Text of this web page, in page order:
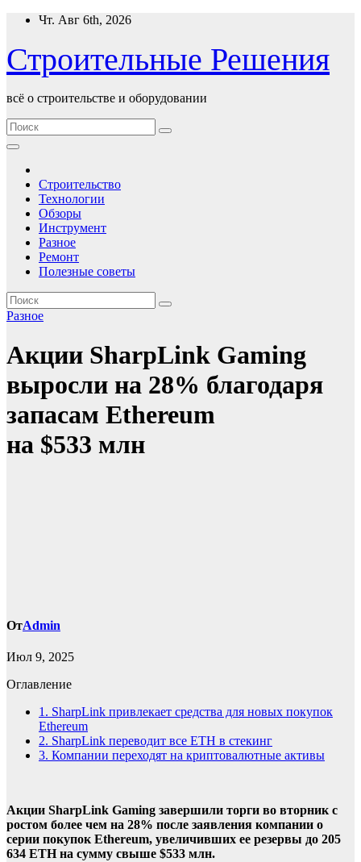
Перейти
содержимому
Чт. Авг 6th, 2026
Строительные Решения
всё о строительстве и оборудовании
Строительство
Технологии
Обзоры
Инструмент
Разное
Ремонт
Полезные советы
Разное
Акции SharpLink Gaming
выросли на 28% благодаря
запасам Ethereum
на $533 млн
ОтAdmin
Июл 9, 2025
Оглавление
1. SharpLink привлекает средства для новых покупок
Ethereum
2. SharpLink переводит все ETH в стекинг
3. Компании переходят на криптовалютные активы
Акции SharpLink Gaming завершили торги во вторник с
ростом более чем на 28% после заявления компании о
серии покупок Ethereum, увеличивших ее резервы до 205
634 ETH на сумму свыше $533 млн.